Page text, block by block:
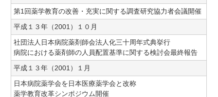
第1回薬学教育の改善・充実に関する調査研究協力者会議開催
平成１３年（2001）１０月
社団法人日本病院薬剤師会法人化三十周年式典挙行
病院における薬剤師の人員配置基準に関する検討会最終報告
平成１３年（2001）１月
日本病院薬学会を日本医療薬学会と改称
薬学教育改革シンポジウム開催